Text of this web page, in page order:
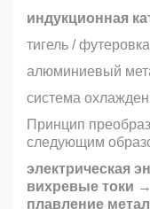
индукционная
тигель / футеровка
алюминиевый
система
Принцип
следующим
электрическая
вихревые токи
плавление